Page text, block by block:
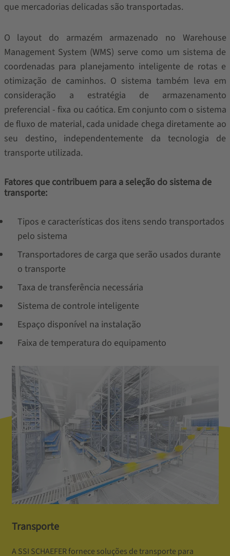
que mercadorias delicadas são transportadas.
O layout do armazém armazenado no Warehouse
Management System (WMS) serve como um sistema de
coordenadas para planejamento inteligente de rotas e
otimização de caminhos. O sistema também leva em
consideração a estratégia de armazenamento
preferencial - fixa ou caótica. Em conjunto com o sistema
de fluxo de material, cada unidade chega diretamente ao
seu destino, independentemente da tecnologia de
transporte utilizada.
Fatores que contribuem para a seleção do sistema de
transporte:
Tipos e características dos itens sendo transportados
pelo sistema
Transportadores de carga que serão usados ​​durante
o transporte
Taxa de transferência necessária
Sistema de controle inteligente
Espaço disponível na instalação
Faixa de temperatura do equipamento
Transporte
A SSI SCHAEFER fornece soluções de transporte para